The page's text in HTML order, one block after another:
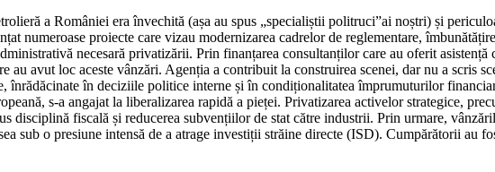
a României era învechită (așa au spus „specialiștii politruci”ai noștri) și
numeroase proiecte care vizau modernizarea cadrelor de reglementare,
necesară privatizării. Prin finanțarea consultanților care au oferit
avut loc aceste vânzări. Agenția a contribuit la construirea scenei, dar nu a scris
în deciziile politice interne și în condiționalitatea împrumuturilor
s-a angajat la liberalizarea rapidă a pieței. Privatizarea activelor strategice,
fiscală și reducerea subvențiilor de stat către industrii. Prin urmare,
sub o presiune intensă de a atrage investiții străine directe (ISD). Cumpărătorii au